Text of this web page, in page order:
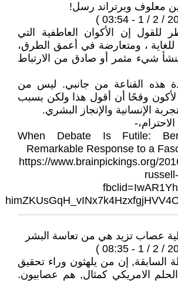
للقول إن الأكوان العاطفية التي
للغاية ، ومتعارضة في أعمق الطرق،
شيء مثمر أو صادق من الارتباط
هذه القناعة من جانبي. ليس من
وقحًا أن أقول هذا ولكن بسبب
الإنسانية والإنجاز البشري.
When Debate Is Futile:
Remarkable Response to a
https://www.brainpickings.org/
السابقة, إن من يلهثون وراء تحقيق
الحلم الامريكي كمثال, هم عصابيون.